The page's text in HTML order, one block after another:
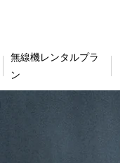
無線機レンタルプラ
ン